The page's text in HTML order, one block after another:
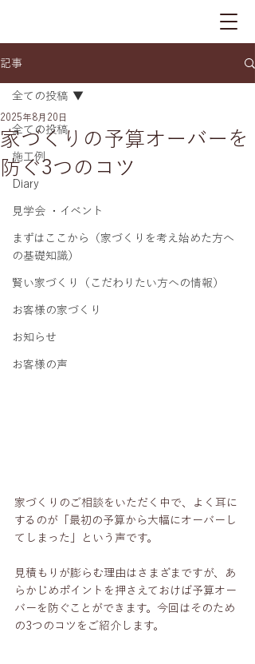
記事
全ての投稿
施工例
Diary
見学会 ・イベント
まずはここから（家づくりを考え始めた方へ
の基礎知識）
賢い家づくり（こだわりたい方への情報）
お客様の家づくり
お知らせ
お客様の声
全ての投稿
家づくりの予算オーバーを
防ぐ3つのコツ
2025年8月20日
家づくりのご相談をいただく中で、よく耳に
するのが「最初の予算から大幅にオーバーし
てしまった」という声です。
見積もりが膨らむ理由はさまざまですが、あ
らかじめポイントを押さえておけば予算オー
バーを防ぐことができます。今回はそのため
の3つのコツをご紹介します。